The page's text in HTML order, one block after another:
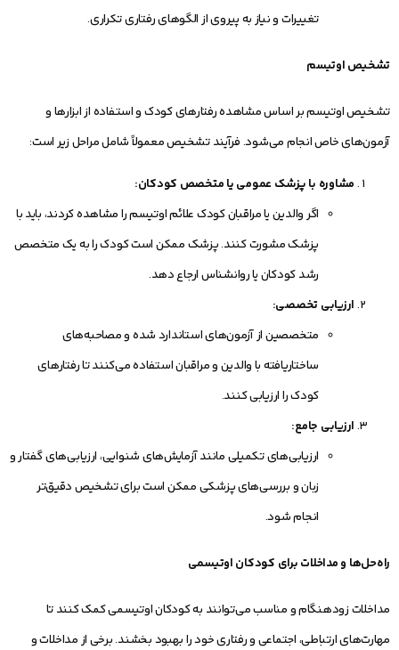
تغییرات و نیاز به پیروی از الگوهای رفتاری تکراری.
تشخیص اوتیسم
تشخیص اوتیسم بر اساس مشاهده رفتارهای کودک و استفاده از ابزارها و
آزمون‌های خاص انجام می‌شود. فرآیند تشخیص معمولاً شامل مراحل زیر است:
مشاوره با پزشک عمومی یا متخصص کودکان:
اگر والدین یا مراقبان کودک علائم اوتیسم را مشاهده کردند، باید با
پزشک مشورت کنند. پزشک ممکن است کودک را به یک متخصص
رشد کودکان یا روانشناس ارجاع دهد.
ارزیابی تخصصی:
متخصصین از آزمون‌های استاندارد شده و مصاحبه‌های
ساختاریافته با والدین و مراقبان استفاده می‌کنند تا رفتارهای
کودک را ارزیابی کنند.
ارزیابی جامع:
ارزیابی‌های تکمیلی مانند آزمایش‌های شنوایی، ارزیابی‌های گفتار و
زبان و بررسی‌های پزشکی ممکن است برای تشخیص دقیق‌تر
انجام شود.
راه‌حل‌ها و مداخلات برای کودکان اوتیسمی
مداخلات زودهنگام و مناسب می‌توانند به کودکان اوتیسمی کمک کنند تا
مهارت‌های ارتباطی، اجتماعی و رفتاری خود را بهبود بخشند. برخی از مداخلات و